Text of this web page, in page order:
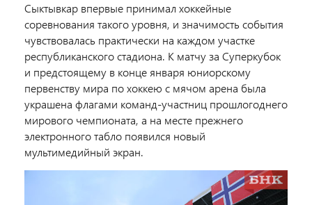
Сыктывкар впервые принимал хоккейные
соревнования такого уровня, и значимость события
чувствовалась практически на каждом участке
республиканского стадиона. К матчу за Суперкубок
и предстоящему в конце января юниорскому
первенству мира по хоккею с мячом арена была
украшена флагами команд-участниц прошлогоднего
мирового чемпионата, а на месте прежнего
электронного табло появился новый
мультимедийный экран.